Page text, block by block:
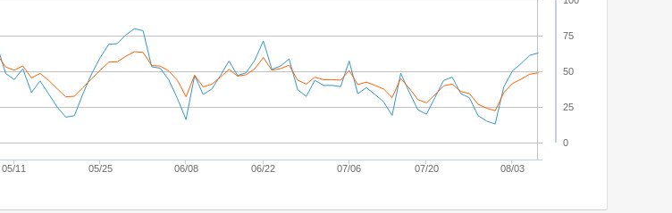
05/11 05/25 06/08 06/22 07/06 07/20 08/03
0
25
50
75